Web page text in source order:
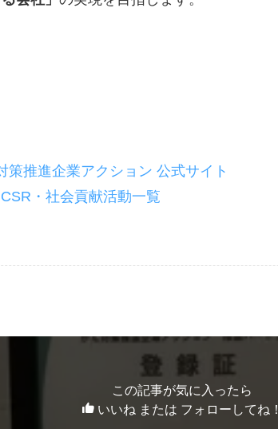
策推進企業アクション 公式サイト
・社会貢献活動一覧
この記事が気に入ったら
いいね または フォローしてね！